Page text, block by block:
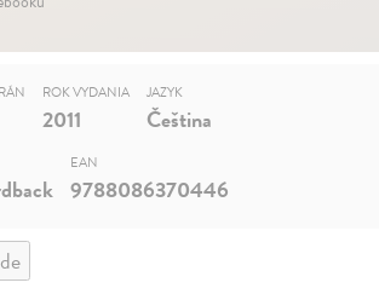
ROK VYDANIA
2011
JAZYK
Čeština
EAN
9788086370446